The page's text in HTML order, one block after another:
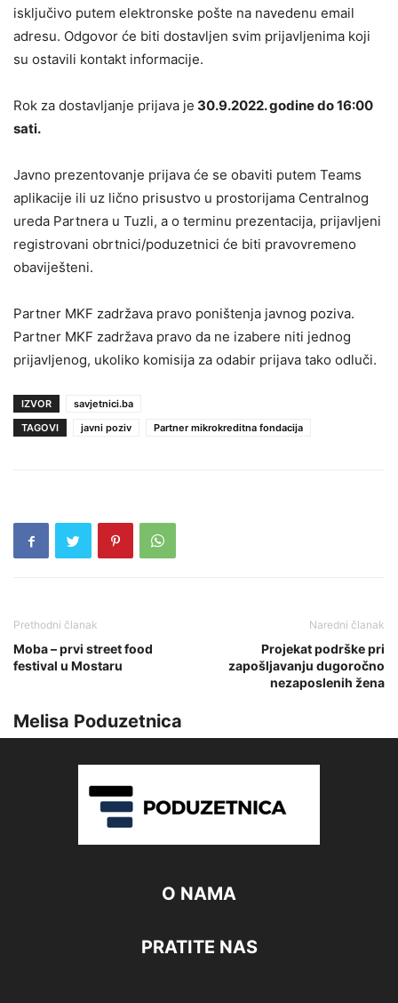
isključivo putem elektronske pošte na navedenu email
adresu. Odgovor će biti dostavljen svim prijavljenima koji
su ostavili kontakt informacije.
Rok za dostavljanje prijava je 30.9.2022. godine do 16:00
sati.
Javno prezentovanje prijava će se obaviti putem Teams
aplikacije ili uz lično prisustvo u prostorijama Centralnog
ureda Partnera u Tuzli, a o terminu prezentacija, prijavljeni
registrovani obrtnici/poduzetnici će biti pravovremeno
obaviješteni.
Partner MKF zadržava pravo poništenja javnog poziva.
Partner MKF zadržava pravo da ne izabere niti jednog
prijavljenog, ukoliko komisija za odabir prijava tako odluči.
IZVOR
savjetnici.ba
TAGOVI
javni poziv Partner mikrokreditna fondacija
Prethodni članak
Moba – prvi street food
festival u Mostaru
Naredni članak
Projekat podrške pri
zapošljavanju dugoročno
nezaposlenih žena
Melisa Poduzetnica
O NAMA
PRATITE NAS